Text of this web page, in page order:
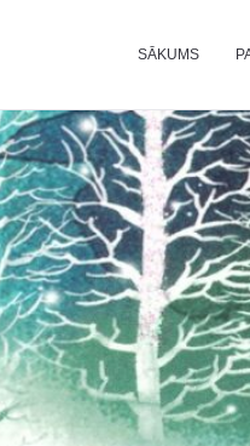
SĀKUMS